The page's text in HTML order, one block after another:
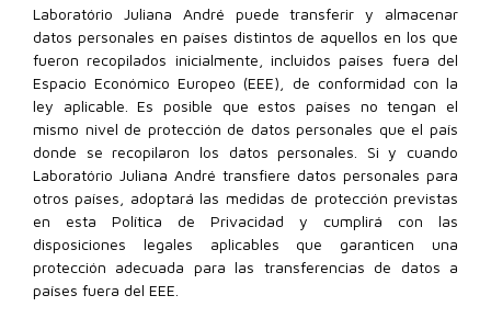
Laboratório Juliana André puede transferir y almacenar
datos personales en países distintos de aquellos en los que
fueron recopilados inicialmente, incluidos países fuera del
Espacio Económico Europeo (EEE), de conformidad con la
ley aplicable. Es posible que estos países no tengan el
mismo nivel de protección de datos personales que el país
donde se recopilaron los datos personales. Si y cuando
Laboratório Juliana André transfiere datos personales para
otros países, adoptará las medidas de protección previstas
en esta Política de Privacidad y cumplirá con las
disposiciones legales aplicables que garanticen una
protección adecuada para las transferencias de datos a
países fuera del EEE.